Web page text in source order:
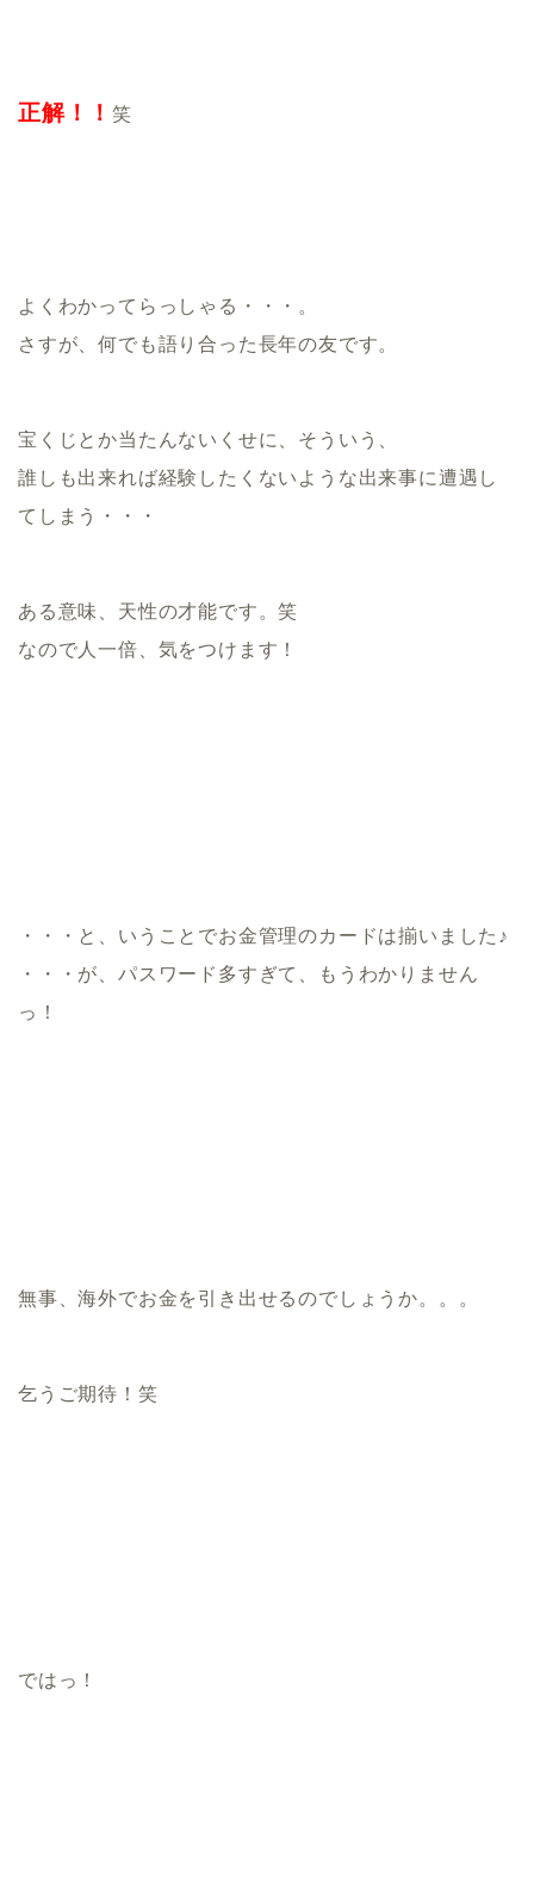
正解！！笑
よくわかってらっしゃる・・・。
さすが、何でも語り合った長年の友です。
宝くじとか当たんないくせに、そういう、
誰しも出来れば経験したくないような出来事に遭遇し
てしまう・・・
ある意味、天性の才能です。笑
なので人一倍、気をつけます！
・・・と、いうことでお金管理のカードは揃いました♪
・・・が、パスワード多すぎて、もうわかりません
っ！
無事、海外でお金を引き出せるのでしょうか。。。
乞うご期待！笑
ではっ！